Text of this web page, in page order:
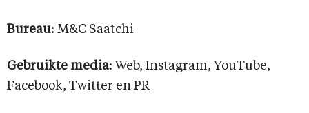
Bureau: M&C Saatchi
Gebruikte media: Web, Instagram, YouTube,
Facebook, Twitter en PR